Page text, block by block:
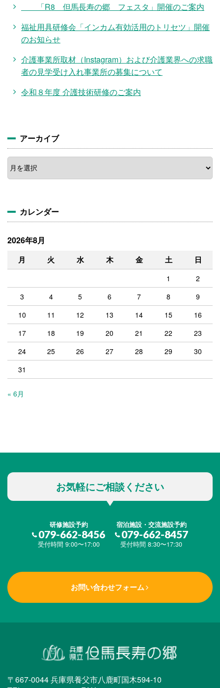
「R8 但馬長寿の郷 フェスタ」開催のご案内
福祉用具研修会「インカム有効活用のトリセツ」開催
のお知らせ
介護事業所取材（Instagram）および介護業界への求職
者の見学受け入れ事業所の募集について
令和８年度 介護技術研修のご案内
アーカイブ
ア
ー
カ
カレンダー
2026年8月
月 火 水 木 金 土 日
1
2
3
4 5 6 7 8
9
10
11 12 13 14 15
16
17
18 19 20 21 22
23
24
25 26 27 28 29
30
31
« 6月
お気軽にご相談ください
研修施設予約
079-662-8456
受付時間 9:00〜17:00
宿泊施設・交流施設予約
079-662-8457
受付時間 8:30〜17:30
お問い合わせフォーム
〒667-0044 兵庫県養父市八鹿町国木594-10